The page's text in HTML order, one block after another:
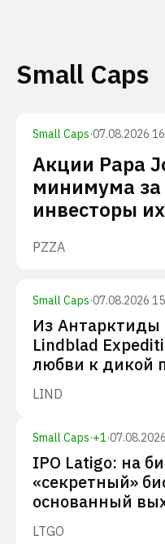
Small Caps
Small Caps·07.08.2026
Акции Papa
минимума за
инвесторы
PZZA
Small Caps·07.08.2026
Из Антарктиды
Lindblad
любви к дикой
LIND
Small Caps·+1·
IPO Latigo: на
«секретный»
основанный
LTGO